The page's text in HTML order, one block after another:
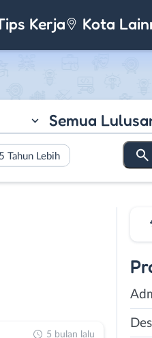
Kerja Kota
Semua
5 Tahun Lebih
5 bulan lalu